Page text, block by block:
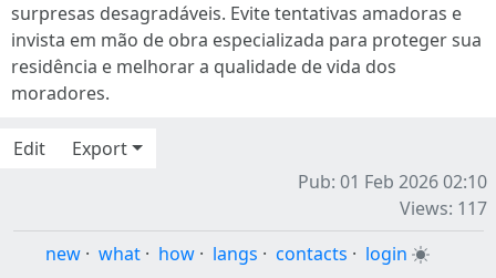
surpresas desagradáveis. Evite tentativas amadoras e
invista em mão de obra especializada para proteger sua
residência e melhorar a qualidade de vida dos
moradores.
Edit
Export
Pub: 01 Feb 2026 02:10
Views: 117
new · what · how · langs · contacts · login